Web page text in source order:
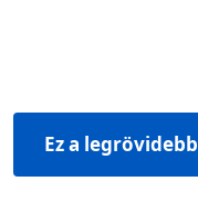
Ez a